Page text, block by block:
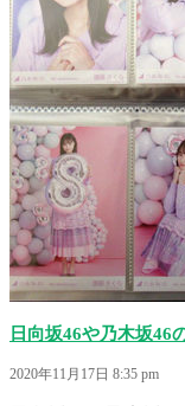
日向坂46や乃木坂46
2020年11月17日 8:35 pm